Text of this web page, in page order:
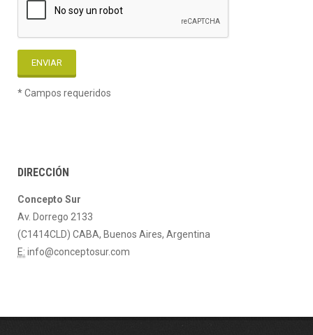
* Campos requeridos
DIRECCIÓN
Concepto Sur
Av. Dorrego 2133
(C1414CLD) CABA, Buenos Aires, Argentina
E: info@conceptosur.com